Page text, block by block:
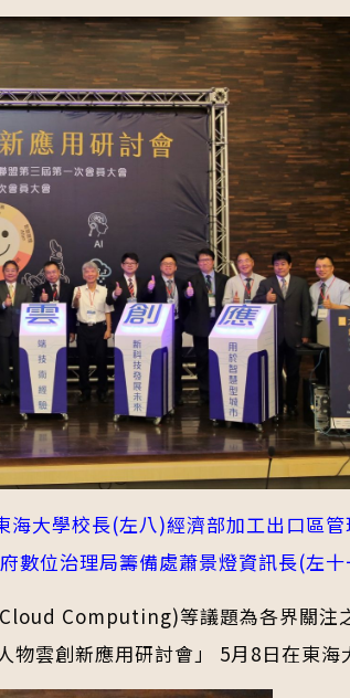
大學校長(左八)經濟部加工出口區
數位治理局籌備處蕭景燈資訊長(左十
Computing)等議題為各界關注
雲創新應用研討會」 5月8日在東海